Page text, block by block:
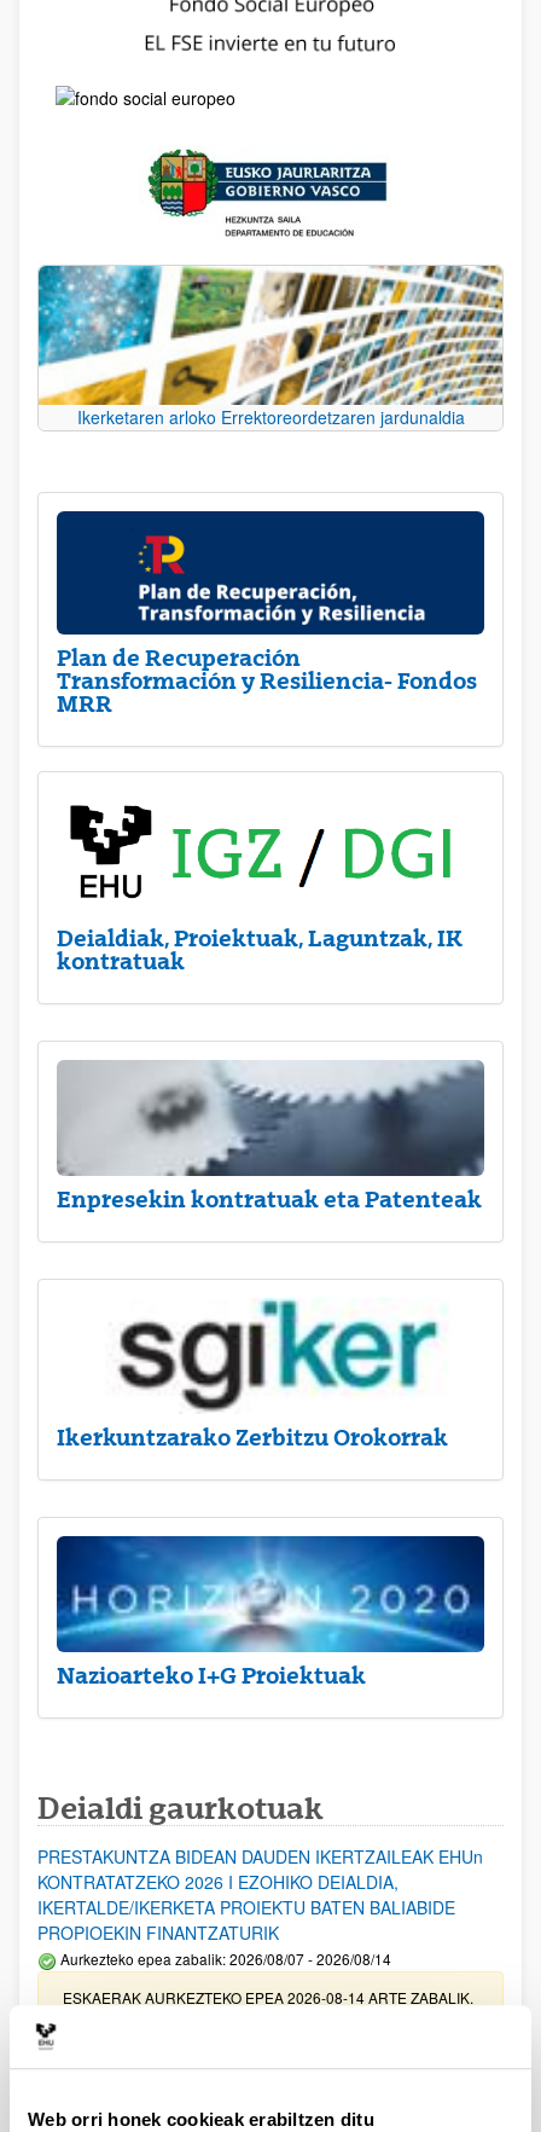
Web orri honek cookieak erabiltzen ditu
Ikerketaren arloko Errektoreordetzaren jardunaldia
Plan de Recuperación
Transformación y Resiliencia- Fondos
MRR
Deialdiak, Proiektuak, Laguntzak, IK
kontratuak
Enpresekin kontratuak eta Patenteak
Ikerkuntzarako Zerbitzu Orokorrak
Nazioarteko I+G Proiektuak
Deialdi gaurkotuak
PRESTAKUNTZA BIDEAN DAUDEN IKERTZAILEAK EHUn
KONTRATATZEKO 2026 I EZOHIKO DEIALDIA,
IKERTALDE/IKERKETA PROIEKTU BATEN BALIABIDE
PROPIOEKIN FINANTZATURIK
Aurkezteko epea zabalik: 2026/08/07 - 2026/08/14
ESKAERAK AURKEZTEKO EPEA 2026-08-14 ARTE ZABALIK.
UPV/EHUn Azpiegitura Zientifikoa eta Funts Bibliografikoak